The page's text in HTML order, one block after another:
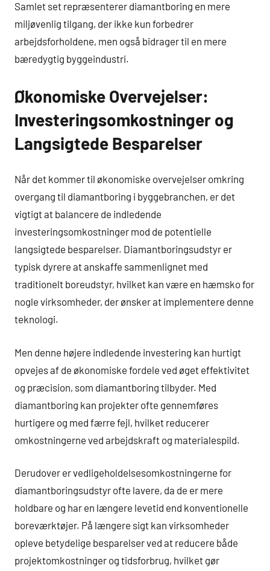
Samlet set repræsenterer diamantboring en mere
miljøvenlig tilgang, der ikke kun forbedrer
arbejdsforholdene, men også bidrager til en mere
bæredygtig byggeindustri.
Økonomiske Overvejelser:
Investeringsomkostninger og
Langsigtede Besparelser
Når det kommer til økonomiske overvejelser omkring
overgang til diamantboring i byggebranchen, er det
vigtigt at balancere de indledende
investeringsomkostninger mod de potentielle
langsigtede besparelser. Diamantboringsudstyr er
typisk dyrere at anskaffe sammenlignet med
traditionelt boreudstyr, hvilket kan være en hæmsko for
nogle virksomheder, der ønsker at implementere denne
teknologi.
Men denne højere indledende investering kan hurtigt
opvejes af de økonomiske fordele ved øget effektivitet
og præcision, som diamantboring tilbyder. Med
diamantboring kan projekter ofte gennemføres
hurtigere og med færre fejl, hvilket reducerer
omkostningerne ved arbejdskraft og materialespild.
Derudover er vedligeholdelsesomkostningerne for
diamantboringsudstyr ofte lavere, da de er mere
holdbare og har en længere levetid end konventionelle
boreværktøjer. På længere sigt kan virksomheder
opleve betydelige besparelser ved at reducere både
projektomkostninger og tidsforbrug, hvilket gør